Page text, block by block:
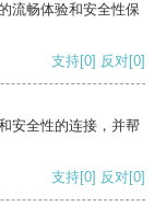
流畅体验和安全性保
支持[0] 反对[0]
安全性的连接，并帮
支持[0] 反对[0]